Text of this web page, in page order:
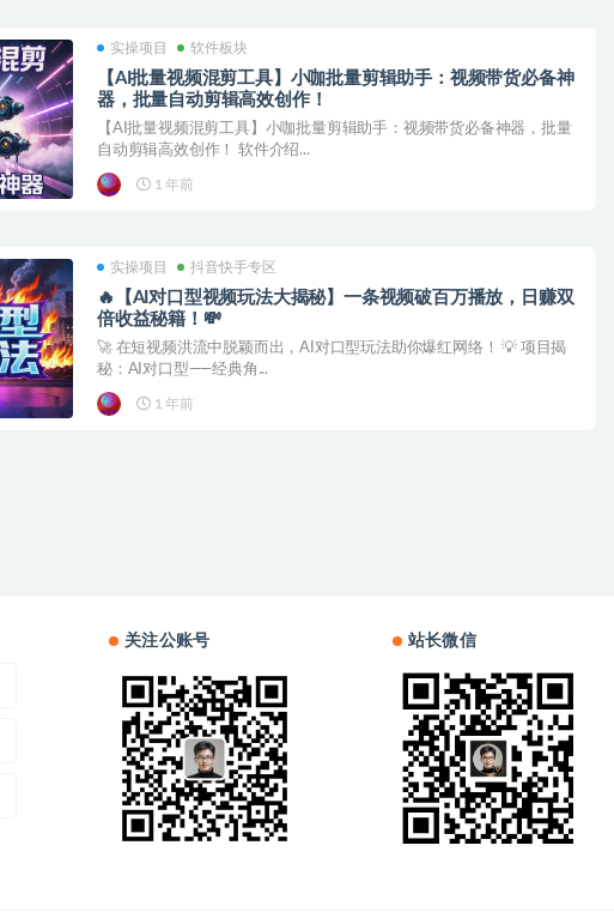
实操项目 软件板块
【AI批量视频混剪工具】小咖批量剪辑助手：视频带货必备神
器，批量自动剪辑高效创作！
【AI批量视频混剪工具】小咖批量剪辑助手：视频带货必备神器，批量
自动剪辑高效创作！ 软件介绍...
1 年前
实操项目 抖音快手专区
🔥【AI对口型视频玩法大揭秘】一条视频破百万播放，日赚双
倍收益秘籍！💸
🚀 在短视频洪流中脱颖而出，AI对口型玩法助你爆红网络！ 💡 项目揭
秘：AI对口型——经典角...
1 年前
关注公账号 站长微信